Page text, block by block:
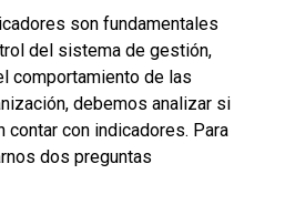
son fundamentales
del sistema de gestión,
comportamiento de las
debemos analizar si
contar con indicadores. Para
dos preguntas